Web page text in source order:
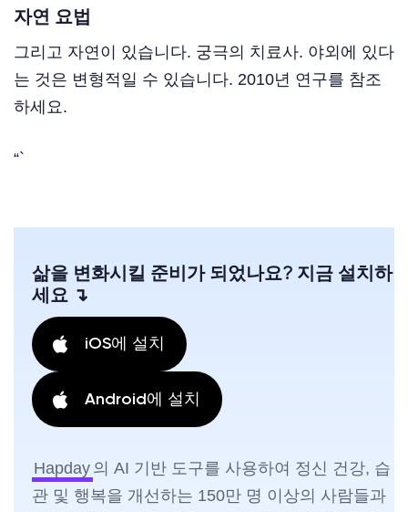
자연 요법
그리고 자연이 있습니다. 궁극의 치료사. 야외에 있다
는 것은 변형적일 수 있습니다. 2010년 연구를 참조
하세요.
“`
삶을 변화시킬 준비가 되었나요? 지금 설치하
세요 ↴
iOS에 설치
Android에 설치
Hapday 의 AI 기반 도구를 사용하여 정신 건강, 습
관 및 행복을 개선하는 150만 명 이상의 사람들과